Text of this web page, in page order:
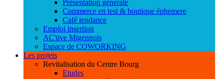
Présentation générale
Commerce en test & boutique éphemere
Café tendance
Emploi insertion
AC'tive Migennois
Espace de COWORKING
Les projets
Revitalisation du Centre Bourg
Etudes